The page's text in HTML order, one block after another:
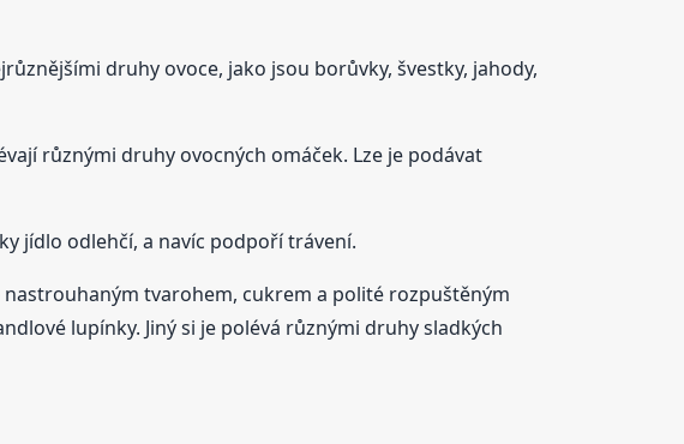
druhy ovoce, jako jsou borůvky, švestky, jahody,
různými druhy ovocných omáček. Lze je podávat
jídlo odlehčí, a navíc podpoří trávení.
tvarohem, cukrem a polité rozpuštěným
lupínky. Jiný si je polévá různými druhy sladkých